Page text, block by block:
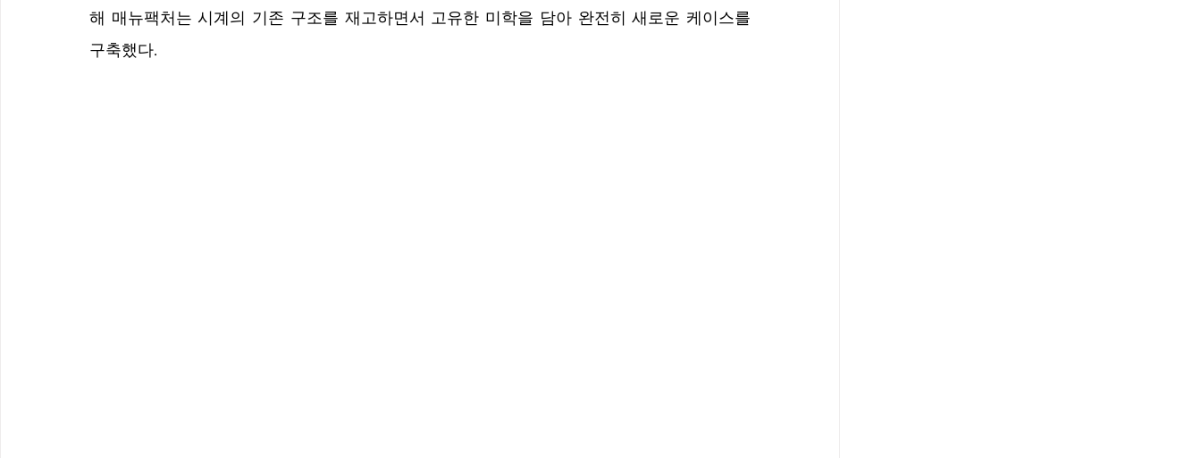
해 매뉴팩처는 시계의 기존 구조를 재고하면서 고유한 미학을 담아 완전히 새로운 케이스를
구축했다.